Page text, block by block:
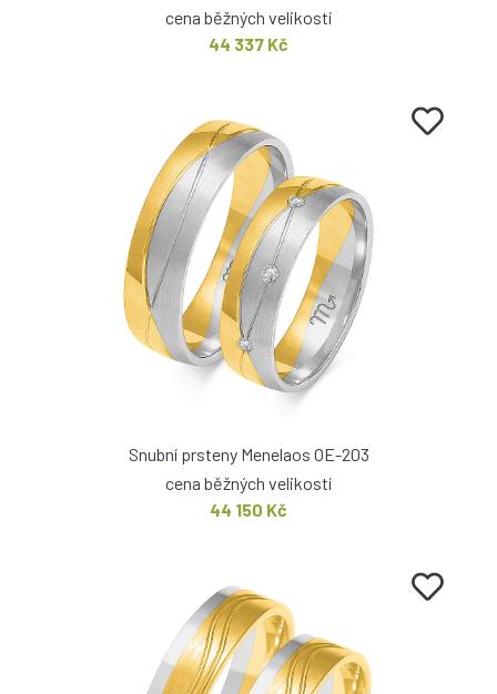
cena běžných velikostí
44 337 Kč
Snubní prsteny Menelaos OE-203
cena běžných velikostí
44 150 Kč